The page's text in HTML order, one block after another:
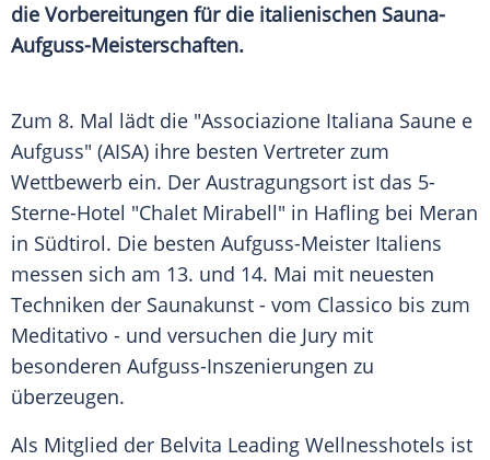
die Vorbereitungen für die italienischen Sauna-
Aufguss-Meisterschaften.
Zum 8. Mal lädt die "Associazione Italiana Saune e
Aufguss" (AISA) ihre besten Vertreter zum
Wettbewerb ein. Der Austragungsort ist das 5-
Sterne-Hotel "Chalet Mirabell" in Hafling bei Meran
in Südtirol. Die besten Aufguss-Meister Italiens
messen sich am 13. und 14. Mai mit neuesten
Techniken der Saunakunst - vom Classico bis zum
Meditativo - und versuchen die Jury mit
besonderen Aufguss-Inszenierungen zu
überzeugen.
Als Mitglied der Belvita Leading Wellnesshotels ist